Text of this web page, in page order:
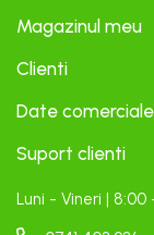
Magazinul meu
Clienti
Date comerciale
Suport clienti
Luni - Vineri | 8:00